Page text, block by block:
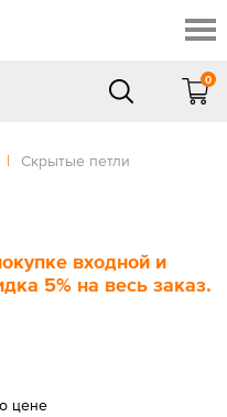
0
| Скрытые петли
входной и
5% на весь заказ.
цене